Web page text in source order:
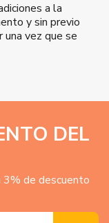
a la
y sin previo
una vez que se
DEL
3% de descuento